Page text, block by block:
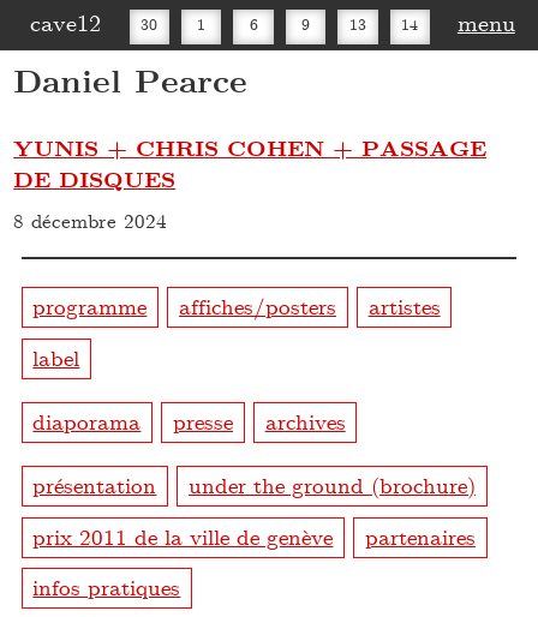
cave12 30 1 6 9 13 14
16
menu
Daniel Pearce
YUNIS + CHRIS COHEN + PASSAGE
DE DISQUES
8 décembre 2024
programme affiches/posters
artistes
label
diaporama presse archives
présentation
under the ground (brochure)
prix 2011 de la ville de genève
partenaires
infos pratiques